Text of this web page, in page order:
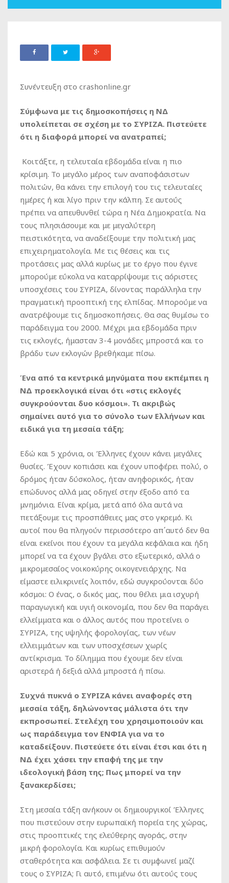
Συνέντευξη στο crashonline.gr
Σύμφωνα με τις δημοσκοπήσεις η ΝΔ
υπολείπεται σε σχέση με το ΣΥΡΙΖΑ. Πιστεύετε
ότι η διαφορά μπορεί να ανατραπεί;
Κοιτάξτε, η τελευταία εβδομάδα είναι η πιο
κρίσιμη. Το μεγάλο μέρος των αναποφάσιστων
πολιτών, θα κάνει την επιλογή του τις τελευταίες
ημέρες ή και λίγο πριν την κάλπη. Σε αυτούς
πρέπει να απευθυνθεί τώρα η Νέα Δημοκρατία. Να
τους πλησιάσουμε και με μεγαλύτερη
πειστικότητα, να αναδείξουμε την πολιτική μας
επιχειρηματολογία. Με τις θέσεις και τις
προτάσεις μας αλλά κυρίως με το έργο που έγινε
μπορούμε εύκολα να καταρρίψουμε τις αόριστες
υποσχέσεις του ΣΥΡΙΖΑ, δίνοντας παράλληλα την
πραγματική προοπτική της ελπίδας. Μπορούμε να
ανατρέψουμε τις δημοσκοπήσεις. Θα σας θυμίσω το
παράδειγμα του 2000. Μέχρι μια εβδομάδα πριν
τις εκλογές, ήμασταν 3-4 μονάδες μπροστά και το
βράδυ των εκλογών βρεθήκαμε πίσω.
Ένα από τα κεντρικά μηνύματα που εκπέμπει η
ΝΔ προεκλογικά είναι ότι «στις εκλογές
συγκρούονται δυο κόσμοι». Τι ακριβώς
σημαίνει αυτό για το σύνολο των Ελλήνων και
ειδικά για τη μεσαία τάξη;
Εδώ και 5 χρόνια, οι Έλληνες έχουν κάνει μεγάλες
θυσίες. Έχουν κοπιάσει και έχουν υποφέρει πολύ, ο
δρόμος ήταν δύσκολος, ήταν ανηφορικός, ήταν
επώδυνος αλλά μας οδηγεί στην έξοδο από τα
μνημόνια. Είναι κρίμα, μετά από όλα αυτά να
πετάξουμε τις προσπάθειες μας στο γκρεμό. Κι
αυτοί που θα πληγούν περισσότερο απ΄αυτό δεν θα
είναι εκείνοι που έχουν τα μεγάλα κεφάλαια και ήδη
μπορεί να τα έχουν βγάλει στο εξωτερικό, αλλά ο
μικρομεσαίος νοικοκύρης οικογενειάρχης. Να
είμαστε ειλικρινείς λοιπόν, εδώ συγκρούονται δύο
κόσμοι: Ο ένας, ο δικός μας, που θέλει μια ισχυρή
παραγωγική και υγιή οικονομία, που δεν θα παράγει
ελλείμματα και ο άλλος αυτός που προτείνει ο
ΣΥΡΙΖΑ, της υψηλής φορολογίας, των νέων
ελλειμμάτων και των υποσχέσεων χωρίς
αντίκρισμα. Το δίλημμα που έχουμε δεν είναι
αριστερά ή δεξιά αλλά μπροστά ή πίσω.
Συχνά πυκνά ο ΣΥΡΙΖΑ κάνει αναφορές στη
μεσαία τάξη, δηλώνοντας μάλιστα ότι την
εκπροσωπεί. Στελέχη του χρησιμοποιούν και
ως παράδειγμα τον ΕΝΦΙΑ για να το
καταδείξουν. Πιστεύετε ότι είναι έτσι και ότι η
ΝΔ έχει χάσει την επαφή της με την
ιδεολογική βάση της; Πως μπορεί να την
ξανακερδίσει;
Στη μεσαία τάξη ανήκουν οι δημιουργικοί Έλληνες
που πιστεύουν στην ευρωπαϊκή πορεία της χώρας,
στις προοπτικές της ελεύθερης αγοράς, στην
μικρή φορολογία. Και κυρίως επιθυμούν
σταθερότητα και ασφάλεια. Σε τι συμφωνεί μαζί
τους ο ΣΥΡΙΖΑ; Γι αυτό, επιμένω ότι αυτούς τους